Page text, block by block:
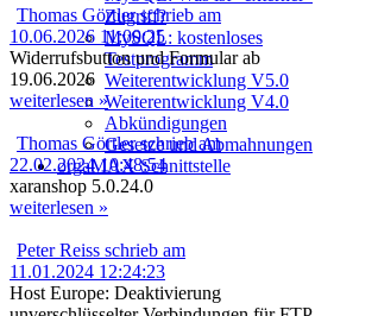
Zugriff?
MySQL: kostenloses
Testprogramm
Weiterentwicklung V5.0
Weiterentwicklung V4.0
Abkündigungen
Gesetze und Abmahnungen
orgaMAX Schnittstelle
Thomas Görtler schrieb am
10.06.2026 11:00:25
Widerrufsbutton und Formular ab
19.06.2026
weiterlesen »
Thomas Görtler schrieb am
22.02.2024 10:48:54
xaranshop 5.0.24.0
weiterlesen »
Peter Reiss schrieb am
11.01.2024 12:24:23
Host Europe: Deaktivierung